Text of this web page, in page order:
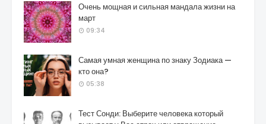
Очень мощная и сильная мандала жизни на
март
09:34
Самая умная женщина по знаку Зодиака —
кто она?
05:38
Тест Сонди: Выберите человека который